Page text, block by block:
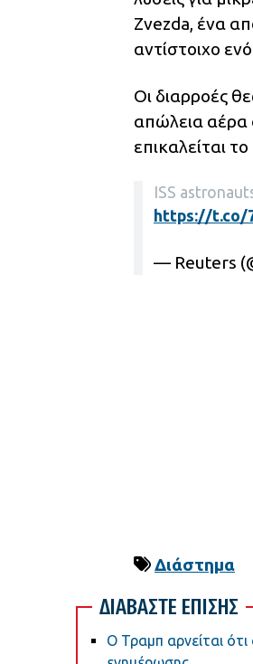
Zvezda, ένα
αντίστοιχο
Οι διαρροές
απώλεια αέρα
επικαλείται
ISS
https://t.co/
— Reuters
Διάστημα
ΔΙΑΒΑΣΤΕ ΕΠΙΣΗΣ
Ο Τραμπ αρνείται